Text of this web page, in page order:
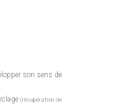
son sens de
(récupération de